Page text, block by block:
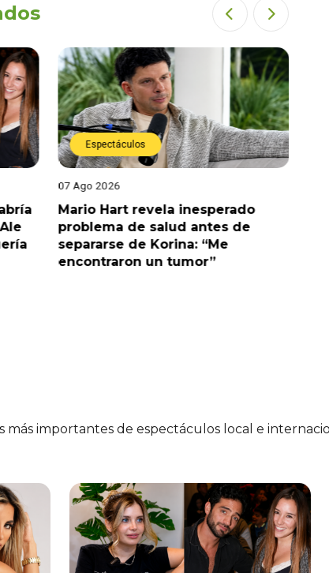
Espectáculos
07 Ago 2026
Mario Hart revela inesperado
problema de salud antes de
separarse de Korina: “Me
encontraron un tumor”
más importantes de espectáculos local e